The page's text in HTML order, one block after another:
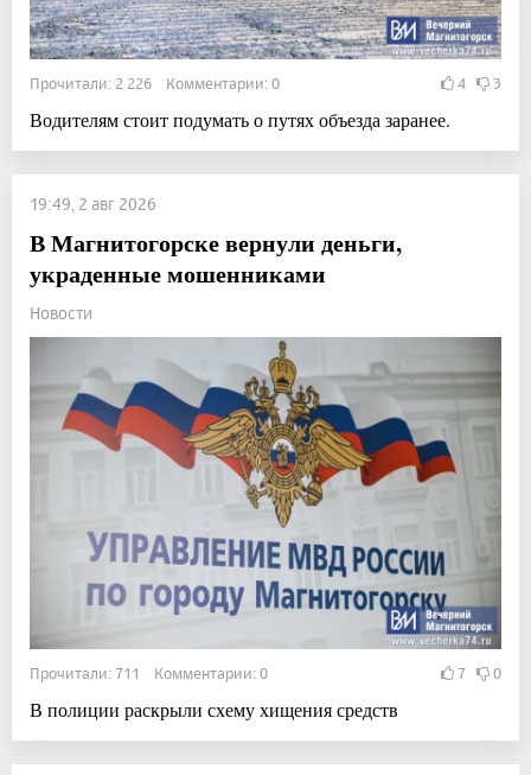
Прочитали: 2 226 Комментарии: 0 4 3
Водителям стоит подумать о путях объезда заранее.
19:49, 2 авг 2026
В Магнитогорске вернули деньги,
украденные мошенниками
Новости
Прочитали: 711 Комментарии: 0 7 0
В полиции раскрыли схему хищения средств